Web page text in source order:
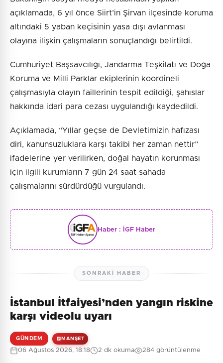
açıklamada, 6 yıl önce Siirt’in Şirvan ilçesinde koruma
altındaki 5 yaban keçisinin yasa dışı avlanması
olayına ilişkin çalışmaların sonuçlandığı belirtildi.
Cumhuriyet Başsavcılığı, Jandarma Teşkilatı ve Doğa
Koruma ve Milli Parklar ekiplerinin koordineli
çalışmasıyla olayın faillerinin tespit edildiği, şahıslar
hakkında idari para cezası uygulandığı kaydedildi.
Açıklamada, “Yıllar geçse de Devletimizin hafızası
diri, kanunsuzluklara karşı takibi her zaman nettir”
ifadelerine yer verilirken, doğal hayatın korunması
için ilgili kurumların 7 gün 24 saat sahada
çalışmalarını sürdürdüğü vurgulandı.
Haber : İGF Haber
SONRAKI HABER
İstanbul İtfaiyesi’nden yangın riskine
karşı videolu uyarı
GÜNDEM MANŞET
06 Ağustos 2026, 18:18 2 dk okuma 284 görüntülenme